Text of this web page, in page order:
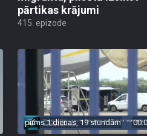
pārtikas krājumi
415. epizode
pirms 1 dienas, 19 stundām